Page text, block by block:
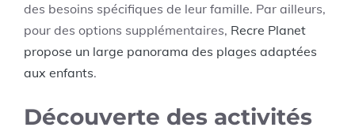
des besoins spécifiques de leur famille. Par ailleurs,
pour des options supplémentaires, Recre Planet
propose un large panorama des plages adaptées
aux enfants.
Découverte des activités